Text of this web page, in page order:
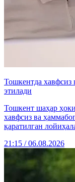
Тошкентда хавфсиз
этилади
Тошкент шаҳар
хавфсиз ва
қаратилган
21:15 / 06.08.2026